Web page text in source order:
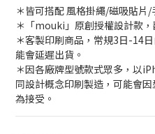
＊皆可搭配 風格掛繩/磁吸貼片/
＊「mouki」原創授權設計款
＊客製印刷商品，常規3日-14
能會延遲出貨。
＊因各廠牌型號款式眾多，以
同設計概念印刷製造，可能會
為接受。